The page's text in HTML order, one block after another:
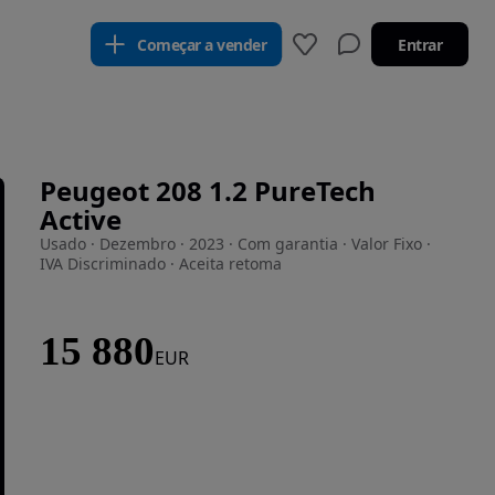
Começar a vender Entrar
Peugeot 208 1.2 PureTech
Active
Usado · Dezembro · 2023 · Com garantia · Valor Fixo ·
IVA Discriminado · Aceita retoma
15 880EUR